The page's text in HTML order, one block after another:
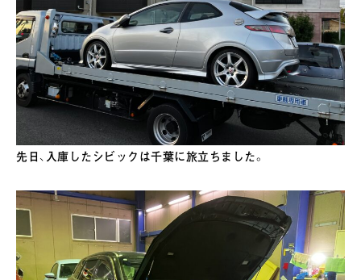
先日、入庫したシビックは千葉に旅立ちました。